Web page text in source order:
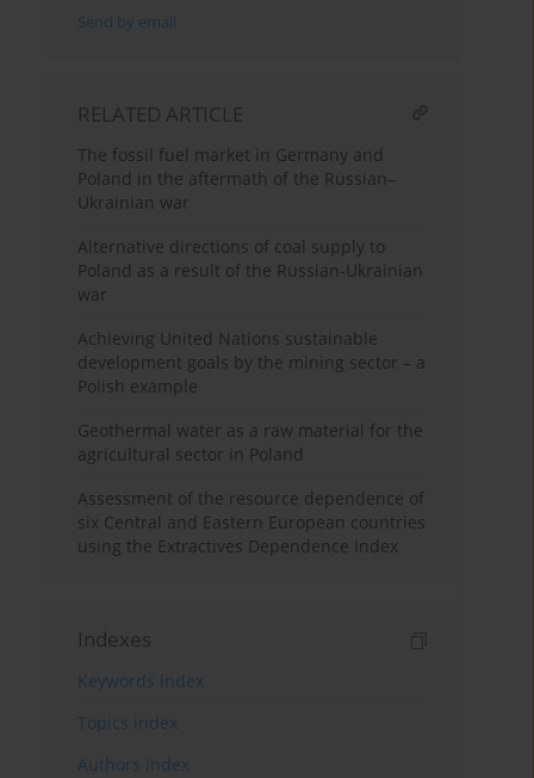
Send by email
RELATED ARTICLE
The fossil fuel market in Germany and
Poland in the aftermath of the Russian–
Ukrainian war
Alternative directions of coal supply to
Poland as a result of the Russian-Ukrainian
war
Achieving United Nations sustainable
development goals by the mining sector – a
Polish example
Geothermal water as a raw material for the
agricultural sector in Poland
Assessment of the resource dependence of
six Central and Eastern European countries
using the Extractives Dependence Index
Indexes
Keywords index
Topics index
Authors index